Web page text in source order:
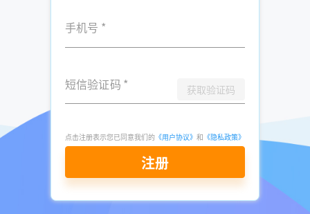
休息一段时间。
在销售工作中，抱有急躁心理的销售人员不乏其人。很多销售
员工作时心急火燎，总是希望能够尽快和客户签单，一旦客户
迟疑一点，销售员就开始沉不住气，对客户一催再催，引起客
户的反感。以这种态度对待客户是不正确的，也是不礼貌的。
客户可能有着自己的考虑和安排，销售人员应该学会耐心等
待，给客户充足的考虑时间，不要一味地急于推销，不断催
促。这样做一方面是对客户的尊敬，另一方面也表现出自己的
稳重，同时也能避免在销售过程中出现不必要的错误。即使客
手机号 *
短信验证码 * 获取验证码
点击注册表示您已同意我们的 《用户协议》 和 《隐私政策》
注册